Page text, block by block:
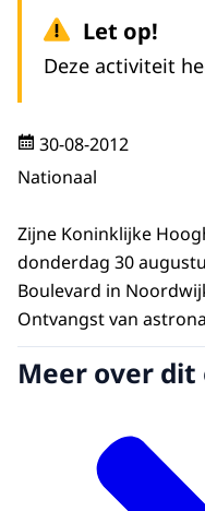
Let op!
Deze activiteit
30-08-2012
Nationaal
Zijne Koninklijke
donderdag 30
Boulevard in
Ontvangst van
Meer over